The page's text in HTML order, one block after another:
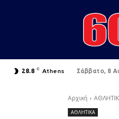
28.8 C Athens Σάββατο, 8
Αρχική
ΑΘΛΗΤΙΚΑ